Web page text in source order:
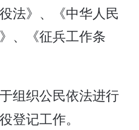
法》、《中华人民
、《征兵工作条
组织公民依法进行
登记工作。